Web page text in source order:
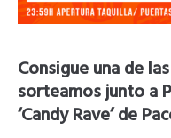
Consigue una de
sorteamos junto a
‘Candy Rave’ de